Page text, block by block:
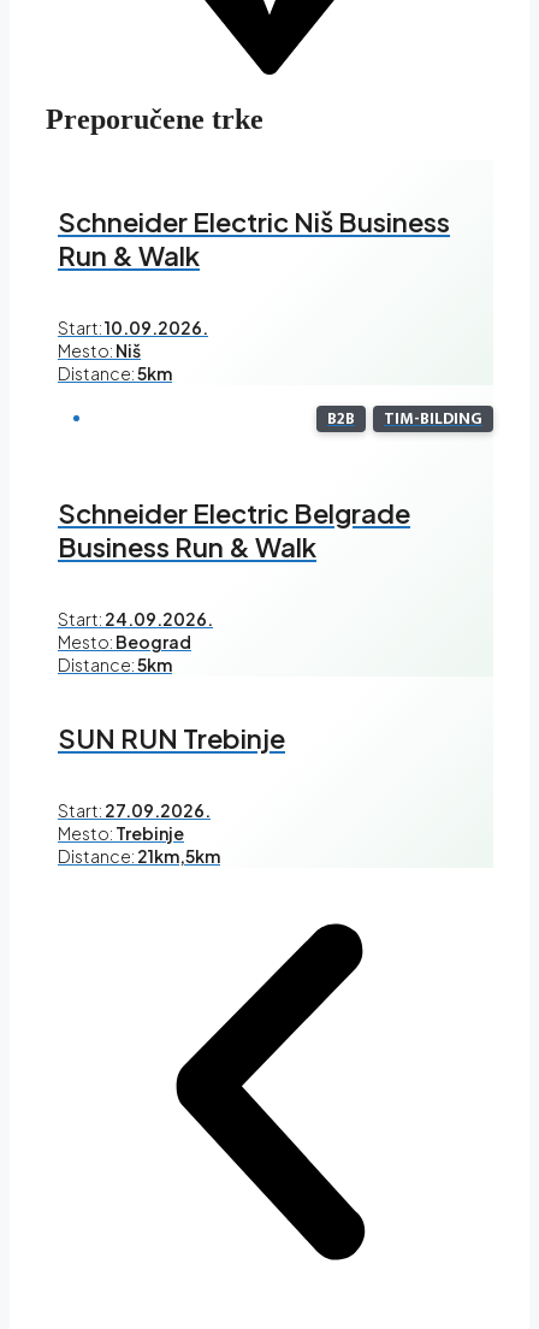
Preporučene trke
Schneider Electric Niš Business
Run & Walk
Start:10.09.2026.
Mesto: Niš
Distance:5km
B2B TIM-BILDING
Schneider Electric Belgrade
Business Run & Walk
Start: 24.09.2026.
Mesto: Beograd
Distance:5km
SUN RUN Trebinje
Start: 27.09.2026.
Mesto: Trebinje
Distance: 21km,5km